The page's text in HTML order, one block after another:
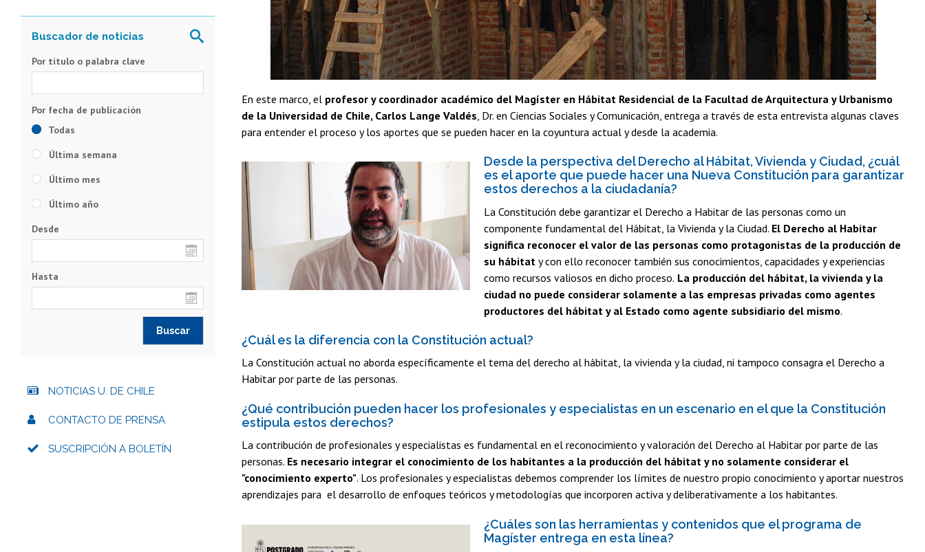
En este marco, el profesor y coordinador académico del Magíster en Hábitat Residencial de la Facultad de Arquitectura y Urbanismo
de la Universidad de Chile, Carlos Lange Valdés , Dr. en Ciencias Sociales y Comunicación, entrega a través de esta entrevista algunas claves
para entender el proceso y los aportes que se pueden hacer en la coyuntura actual y desde la academia.
Desde la perspectiva del Derecho al Hábitat, Vivienda y Ciudad, ¿cuál
es el aporte que puede hacer una Nueva Constitución para garantizar
estos derechos a la ciudadanía?
La Constitución debe garantizar el Derecho a Habitar de las personas como un
componente fundamental del Hábitat, la Vivienda y la Ciudad. El Derecho al Habitar
significa reconocer el valor de las personas como protagonistas de la producción de
su hábitat y con ello reconocer también sus conocimientos, capacidades y experiencias
como recursos valiosos en dicho proceso. La producción del hábitat, la vivienda y la
ciudad no puede considerar solamente a las empresas privadas como agentes
productores del hábitat y al Estado como agente subsidiario del mismo.
¿Cuál es la diferencia con la Constitución actual?
La Constitución actual no aborda específicamente el tema del derecho al hábitat, la vivienda y la ciudad, ni tampoco consagra el Derecho a
Habitar por parte de las personas.
¿Qué contribución pueden hacer los profesionales y especialistas en un escenario en el que la Constitución
estipula estos derechos?
La contribución de profesionales y especialistas es fundamental en el reconocimiento y valoración del Derecho al Habitar por parte de las
personas. Es necesario integrar el conocimiento de los habitantes a la producción del hábitat y no solamente considerar el
"conocimiento experto". Los profesionales y especialistas debemos comprender los límites de nuestro propio conocimiento y aportar nuestros
aprendizajes para el desarrollo de enfoques teóricos y metodologías que incorporen activa y deliberativamente a los habitantes.
¿Cuáles son las herramientas y contenidos que el programa de
Magíster entrega en esta línea?
Por título o palabra clave
Todas
Última semana
Último mes
Último año
Desde
Hasta
NOTICIAS U. DE CHILE
CONTACTO DE PRENSA
SUSCRIPCIÓN A BOLETÍN